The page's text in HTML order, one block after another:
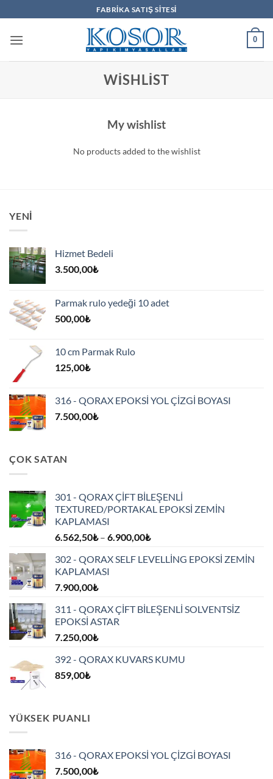
atla
FABRIKA SATIŞ SITESI
0
WISHLIST
My wishlist
No products added to the wishlist
YENI
Hizmet Bedeli
3.500,00₺
Parmak rulo yedeği 10 adet
500,00₺
10 cm Parmak Rulo
125,00₺
316 - QORAX EPOKSİ YOL ÇİZGİ BOYASI
7.500,00₺
ÇOK SATAN
301 - QORAX ÇİFT BİLEŞENLİ
TEXTURED/PORTAKAL EPOKSİ ZEMİN
KAPLAMASI
6.562,50₺ – 6.900,00₺Fiyat
6.562,50₺
302 - QORAX SELF LEVELLİNG EPOKSİ ZEMİN
KAPLAMASI
7.900,00₺
311 - QORAX ÇİFT BİLEŞENLİ SOLVENTSİZ
EPOKSİ ASTAR
7.250,00₺
392 - QORAX KUVARS KUMU
859,00₺
YÜKSEK PUANLI
316 - QORAX EPOKSİ YOL ÇİZGİ BOYASI
7.500,00₺